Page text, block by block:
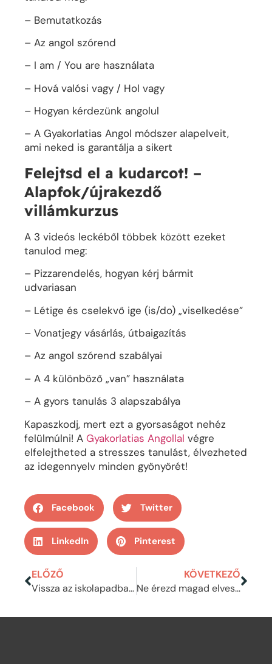
– Bemutatkozás
– Az angol szórend
– I am / You are használata
– Hová valósi vagy / Hol vagy
– Hogyan kérdezünk angolul
– A Gyakorlatias Angol módszer alapelveit,
ami neked is garantálja a sikert
Felejtsd el a kudarcot! –
Alapfok/újrakezdő
villámkurzus
A 3 videós leckéből többek között ezeket
tanulod meg:
– Pizzarendelés, hogyan kérj bármit
udvariasan
– Létige és cselekvő ige (is/do) „viselkedése”
– Vonatjegy vásárlás, útbaigazítás
– Az angol szórend szabályai
– A 4 különböző „van” használata
– A gyors tanulás 3 alapszabálya
Kapaszkodj, mert ezt a gyorsaságot nehéz
felülmúlni! A Gyakorlatias Angollal végre
elfelejtheted a stresszes tanulást, élvezheted
az idegennyelv minden gyönyörét!
Facebook Twitter
LinkedIn Pinterest
ELŐZŐ
Vissza az iskolapadba! – Így készülj fel az új tanév angolóráira
KÖVETKEZŐ
Ne érezd magad elveszve külföldön! – Szólalj meg magabiztosan angolul